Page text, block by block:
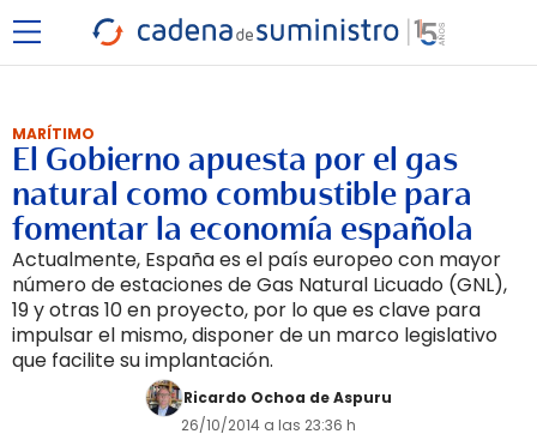
MARÍTIMO
El Gobierno apuesta por el gas
natural como combustible para
fomentar la economía española
Actualmente, España es el país europeo con mayor
número de estaciones de Gas Natural Licuado (GNL),
19 y otras 10 en proyecto, por lo que es clave para
impulsar el mismo, disponer de un marco legislativo
que facilite su implantación.
Ricardo Ochoa de Aspuru
26/10/2014 a las 23:36 h